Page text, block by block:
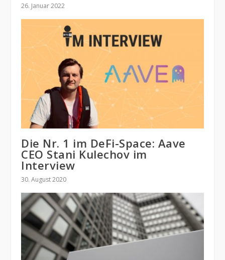
26. Januar 2022
Die Nr. 1 im DeFi-Space: Aave
CEO Stani Kulechov im
Interview
30. August 2020